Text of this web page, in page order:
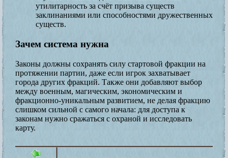
утилитарность за счёт призыва существ
заклинаниями или способностями дружественных
существ.
Зачем система нужна
Законы должны сохранять силу стартовой фракции на
протяжении партии, даже если игрок захватывает
города других фракций. Также они добавляют выбор
между военным, магическим, экономическим и
фракционно-уникальным развитием, не делая фракцию
слишком сильной с самого начала: для доступа к
законам нужно сражаться с охраной и исследовать
карту.